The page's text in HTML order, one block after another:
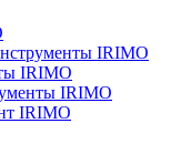
IRIMO
IRIMO
IRIMO
IRIMO